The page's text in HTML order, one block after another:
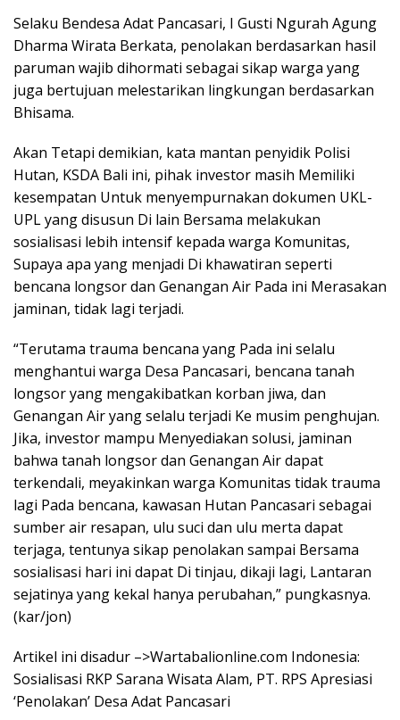
Selaku Bendesa Adat Pancasari, I Gusti Ngurah Agung
Dharma Wirata Berkata, penolakan berdasarkan hasil
paruman wajib dihormati sebagai sikap warga yang
juga bertujuan melestarikan lingkungan berdasarkan
Bhisama.
Akan Tetapi demikian, kata mantan penyidik Polisi
Hutan, KSDA Bali ini, pihak investor masih Memiliki
kesempatan Untuk menyempurnakan dokumen UKL-
UPL yang disusun Di lain Bersama melakukan
sosialisasi lebih intensif kepada warga Komunitas,
Supaya apa yang menjadi Di khawatiran seperti
bencana longsor dan Genangan Air Pada ini Merasakan
jaminan, tidak lagi terjadi.
“Terutama trauma bencana yang Pada ini selalu
menghantui warga Desa Pancasari, bencana tanah
longsor yang mengakibatkan korban jiwa, dan
Genangan Air yang selalu terjadi Ke musim penghujan.
Jika, investor mampu Menyediakan solusi, jaminan
bahwa tanah longsor dan Genangan Air dapat
terkendali, meyakinkan warga Komunitas tidak trauma
lagi Pada bencana, kawasan Hutan Pancasari sebagai
sumber air resapan, ulu suci dan ulu merta dapat
terjaga, tentunya sikap penolakan sampai Bersama
sosialisasi hari ini dapat Di tinjau, dikaji lagi, Lantaran
sejatinya yang kekal hanya perubahan,” pungkasnya.
(kar/jon)
Artikel ini disadur –>Wartabalionline.com Indonesia:
Sosialisasi RKP Sarana Wisata Alam, PT. RPS Apresiasi
‘Penolakan’ Desa Adat Pancasari